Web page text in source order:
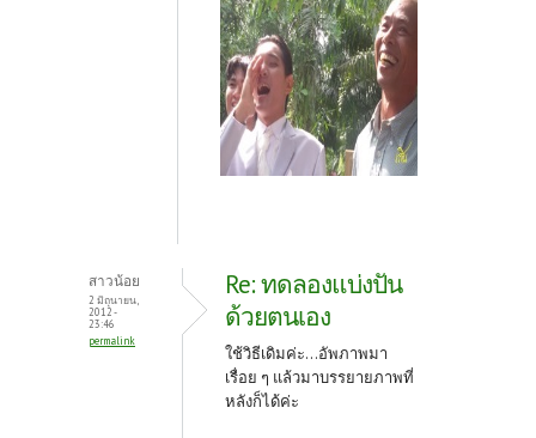
สาวน้อย
2 มิถุนายน,
2012 -
23:46
permalink
Re: ทดลองแบ่งปัน
ด้วยตนเอง
ใช้วิธีเดิมค่ะ...อัพภาพมา
เรื่อย ๆ แล้วมาบรรยายภาพที่
หลังก็ได้ค่ะ